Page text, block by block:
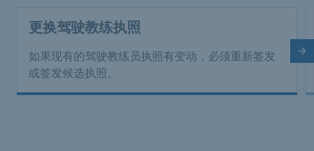
更换驾驶教练执照
如果现有的驾驶教练员执照有变动，必须重新签发
或签发候选执照。